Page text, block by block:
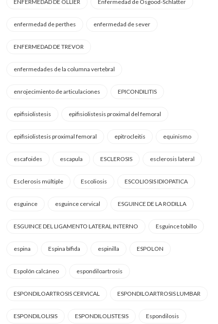
ENFERMEDAD DE OLLIER Enfermedad de Osgood-Schlatter
enfermedad de perthes enfermedad de sever
ENFERMEDAD DE TREVOR
enfermedades de la columna vertebral
enrojecimiento de articulaciones EPICONDILITIS
epifisiolistesis epifisiolistesis proximal del femoral
epifisiolistesis proximal femoral epitrocleitis equinismo
escafoides escapula ESCLEROSIS esclerosis lateral
Esclerosis múltiple Escoliosis ESCOLIOSIS IDIOPATICA
esguince esguince cervical ESGUINCE DE LA RODILLA
ESGUINCE DEL LIGAMENTO LATERAL INTERNO Esguince tobillo
espina Espina bífida espinilla ESPOLON
Espolón calcáneo espondiloartrosis
ESPONDILOARTROSIS CERVICAL ESPONDILOARTROSIS LUMBAR
ESPONDILOLISIS ESPONDILOLISTESIS Espondilosis